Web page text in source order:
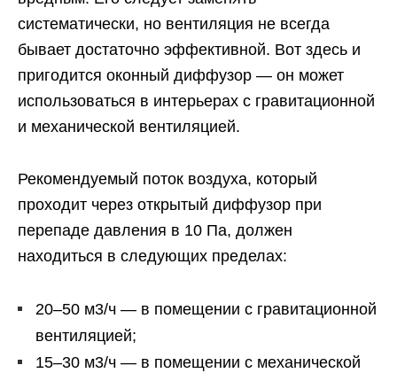
систематически, но вентиляция не всегда
бывает достаточно эффективной. Вот здесь и
пригодится оконный диффузор — он может
использоваться в интерьерах с гравитационной
и механической вентиляцией.
Рекомендуемый поток воздуха, который
проходит через открытый диффузор при
перепаде давления в 10 Па, должен
находиться в следующих пределах:
20–50 м3/ч — в помещении с гравитационной
вентиляцией;
15–30 м3/ч — в помещении с механической